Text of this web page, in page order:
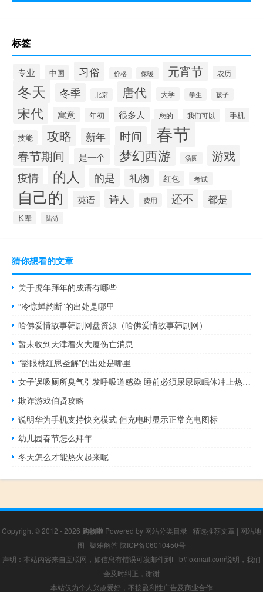
标签
专业 中国 习俗 价格 保暖 元宵节 农历
冬天 冬季 北京 唐代 大学 学生 孩子
宋代 寓意 年初 很多人 您的 我们可以
手机
技能
攻略 新年 时间 春节
春节期间 是一个 梦幻西游 汤圆 游戏
疫情 的人 的是 礼物 红包 考试
自己的 英语 诗人 费用 还不 都是
长辈 陆游
猜你想看的文章
关于虎年拜年的成语有哪些
“冷惊蝉韵断”的出处是哪里
哈佛爱情故事韩剧网盘资源（哈佛爱情故事韩剧网）
暂未收到天津着火大厦伤亡消息
“豁眼桃红思圣解”的出处是哪里
女子误吸厕所臭气引发呼吸道感染 睡前必须尿尿尿眠体冲上热搜一睡觉就想去厕所是病吗
欺诈游戏伯贤攻略
说明华为手机支持快充模式 但充电时显示正常充电图标
幼儿园春节怎么拜年
冬天怎么才能热火起来呢
Copyright © 2012 - 2026 购物啦 Powered by 网站分类目录 | 精选推荐文章 | 网站地
图 | 疑难解答 陕ICP备06010450号
声明：本站内容来自互联网，如信息有错误可发邮件到f_fb#foxmail.com说明，我们
会及时纠正，谢谢
本站仅为个人兴趣爱好，不接盈利性广告及商业合作